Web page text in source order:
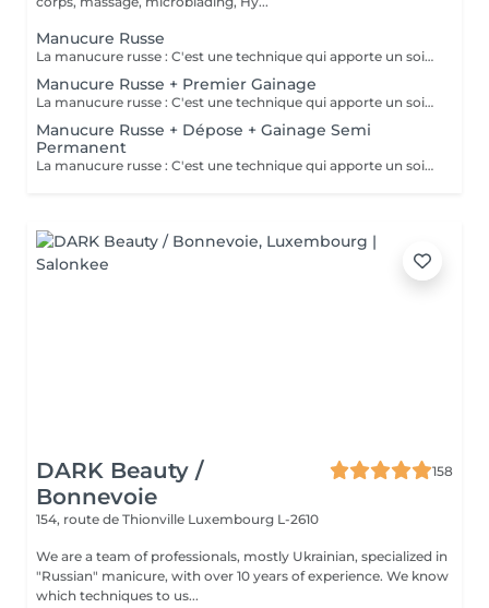
Manucure Russe
La manucure russe : C'est une technique qui apporte un soin complet de l'ongle naturel et des cuticules. Grâce à la manucure russe l'ongle est entièrement nettoyé des peaux et cuticules collés, ce qui apporte un rendu net et durable.
Manucure Russe + Premier Gainage
La manucure russe : C'est une technique qui apporte un soin complet de l'ongle naturel et des cuticules. Grâce à la manucure russe le semi permanent est posé sous la cuticule ce qui permet une repousse invisible de 7 à 12 jours. Cette prestation comprend la manucure russe complète ainsi que la pose renforcée au semi permanent (aucune dépose ne sera faite)
Manucure Russe + Dépose + Gainage Semi
Permanent
La manucure russe : C'est une technique qui apporte un soin complet de l'ongle naturel et des cuticules. Grâce à la manucure russe le semi permanent est posé sous la cuticule ce qui permet une repousse invisible de 7 à 12 jours. Cette prestation comprend la dépose de votre ancienne couleur, la manucure russe complète ainsi que la pose d'un semi permanent renforcé
DARK Beauty /
Bonnevoie
158
154, route de Thionville Luxembourg L-2610
We are a team of professionals, mostly Ukrainian, specialized in
"Russian" manicure, with over 10 years of experience. We know
which techniques to us...